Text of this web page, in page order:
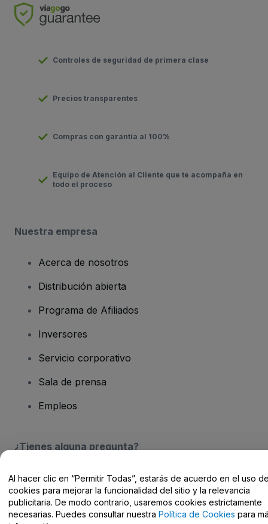
Controles de seguridad de primera clase
Precios transparentes
Compras con garantía al 100%
Equipo de Atención al Cliente que te acompaña en
todo el proceso
Nuestra empresa
Acerca de nosotros
Distribución abierta
Programa de Afiliados
Inversores
Servicio corporativo
Sala de prensa
Empleos
¿Tienes alguna pregunta?
Centro de Ayuda / Contacto
Al hacer clic en “Permitir Todas”, estarás de acuerdo en el uso
cookies para mejorar la funcionalidad del sitio y la relevancia
publicitaria. De modo contrario, usaremos cookies estrictamente
necesarias. Puedes consultar nuestra Política de Cookies para